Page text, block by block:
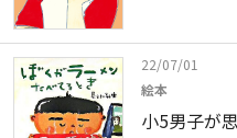
22/07/01
絵本
小5男子が